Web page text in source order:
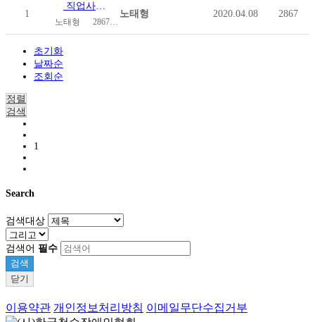
1
직업사례 ① 강 별 | 한국척수장애인협회 사원
노태형 2867
노태형 2020.04.08 2867
초기화
날짜순
조회순
정렬
검색
1
Search
검색대상
검색어 필수
검색
닫기
이용약관 개인정보처리방침 이메일무단수집거부